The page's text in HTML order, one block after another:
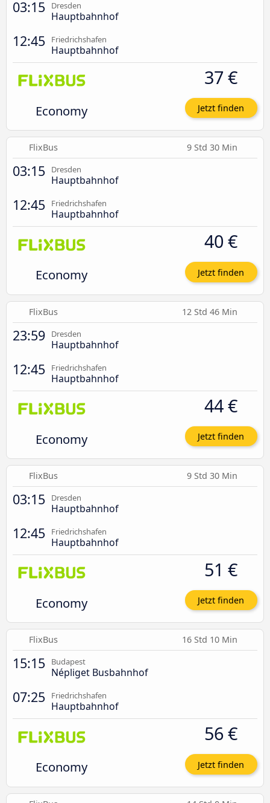
03:15 Dresden
Hauptbahnhof
12:45 Friedrichshafen
Hauptbahnhof
Economy
37 €
Jetzt finden
FlixBus 9 Std 30 Min
03:15 Dresden
Hauptbahnhof
12:45 Friedrichshafen
Hauptbahnhof
Economy
40 €
Jetzt finden
FlixBus 12 Std 46 Min
23:59 Dresden
Hauptbahnhof
12:45 Friedrichshafen
Hauptbahnhof
Economy
44 €
Jetzt finden
FlixBus 9 Std 30 Min
03:15 Dresden
Hauptbahnhof
12:45 Friedrichshafen
Hauptbahnhof
Economy
51 €
Jetzt finden
FlixBus 16 Std 10 Min
15:15 Budapest
Népliget Busbahnhof
07:25 Friedrichshafen
Hauptbahnhof
Economy
56 €
Jetzt finden